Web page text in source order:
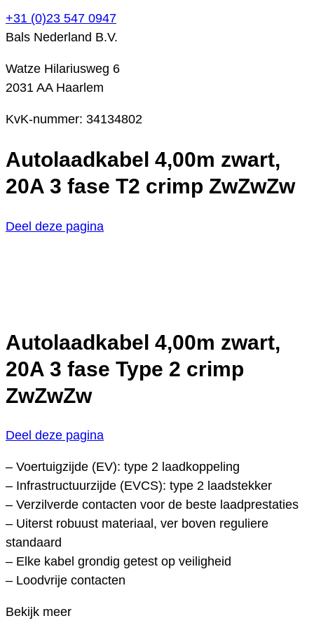
+31 (0)23 547 0947
Bals Nederland B.V.
Watze Hilariusweg 6
2031 AA Haarlem
KvK-nummer: 34134802
Autolaadkabel 4,00m zwart,
20A 3 fase T2 crimp ZwZwZw
Deel deze pagina
Autolaadkabel 4,00m zwart,
20A 3 fase Type 2 crimp
ZwZwZw
Deel deze pagina
– Voertuigzijde (EV): type 2 laadkoppeling
– Infrastructuurzijde (EVCS): type 2 laadstekker
– Verzilverde contacten voor de beste laadprestaties
– Uiterst robuust materiaal, ver boven reguliere
standaard
– Elke kabel grondig getest op veiligheid
– Loodvrije contacten
Bekijk meer